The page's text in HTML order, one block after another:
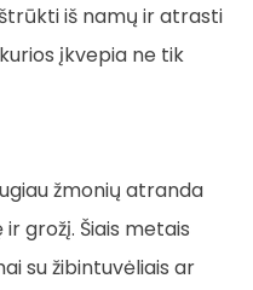
iš namų ir atrasti
įkvepia ne tik
žmonių atranda
grožį. Šiais metais
su žibintuvėliais ar